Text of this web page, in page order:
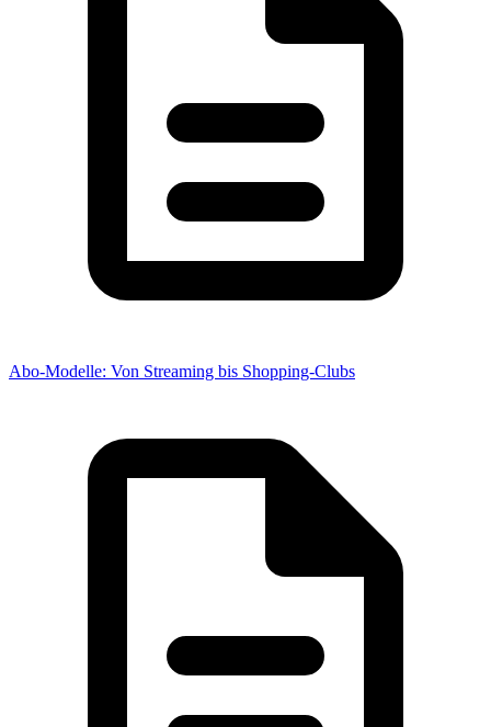
Abo-Modelle: Von Streaming bis Shopping-Clubs